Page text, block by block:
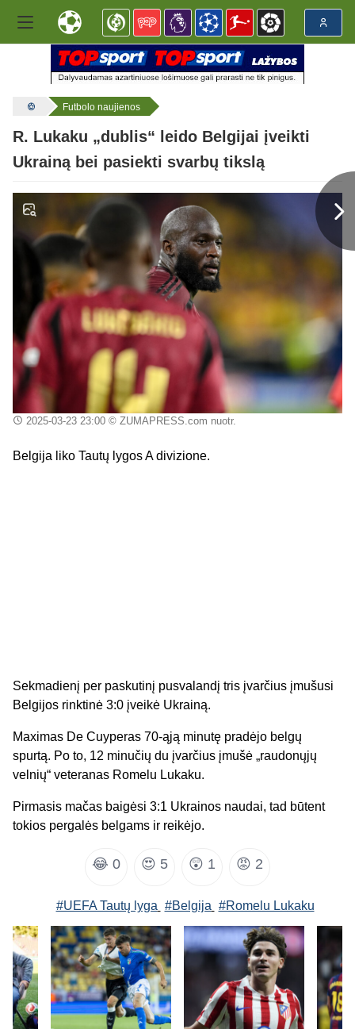
Futbolo naujienos
R. Lukaku „dublis“ leido Belgijai įveikti
Ukrainą bei pasiekti svarbų tikslą
2025-03-23 23:00© ZUMAPRESS.com nuotr.
Belgija liko Tautų lygos A divizione.
Sekmadienį per paskutinį pusvalandį tris įvarčius įmušusi
Belgijos rinktinė 3:0 įveikė Ukrainą.
Maximas De Cuyperas 70-ąją minutę pradėjo belgų
spurtą. Po to, 12 minučių du įvarčius įmušė „raudonųjų
velnių“ veteranas Romelu Lukaku.
Pirmasis mačas baigėsi 3:1 Ukrainos naudai, tad būtent
tokios pergalės belgams ir reikėjo.
😂 0 😍 5 😲 1 😡 2
#UEFA Tautų lyga #Belgija #Romelu Lukaku